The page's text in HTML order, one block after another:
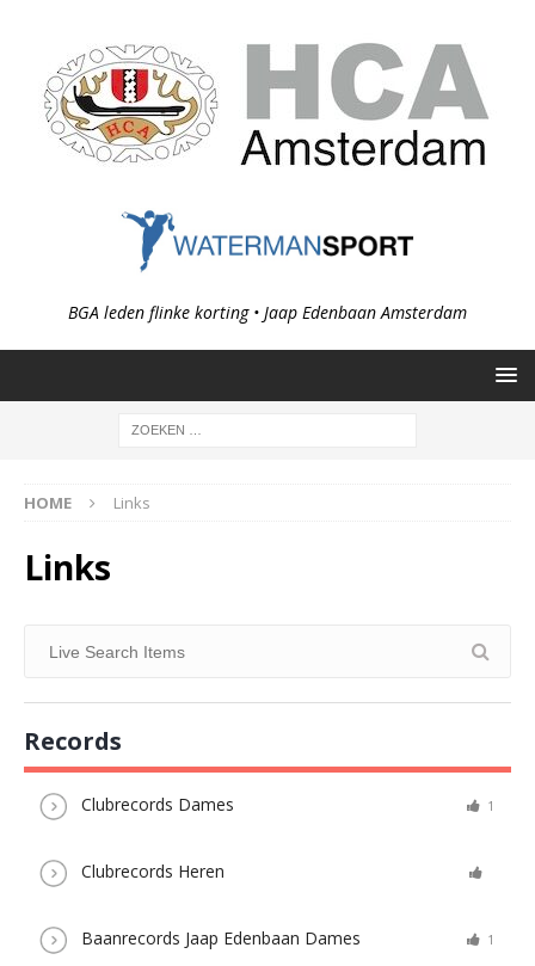
BGA leden flinke korting • Jaap Edenbaan Amsterdam
HOME Links
Links
Records
Clubrecords Dames 1
Clubrecords Heren
Baanrecords Jaap Edenbaan Dames 1